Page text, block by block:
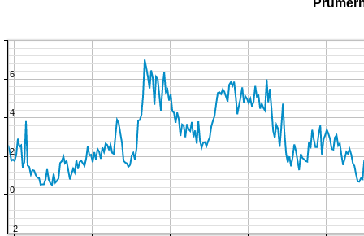
0
2
4
6
-2